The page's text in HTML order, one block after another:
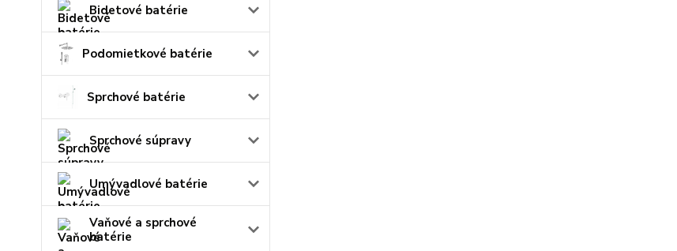
Bidetové batérie
Podomietkové batérie
Sprchové batérie
Sprchové súpravy
Umývadlové batérie
Vaňové a sprchové
batérie